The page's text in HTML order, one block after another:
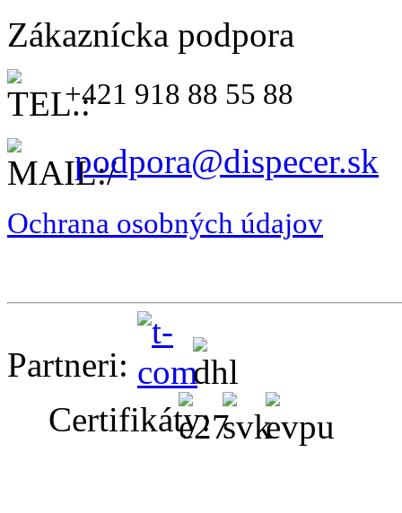
Zákaznícka podpora
+421 918 88 55 88
podpora@dispecer.sk
Ochrana osobných údajov
Partneri:
Certifikáty: